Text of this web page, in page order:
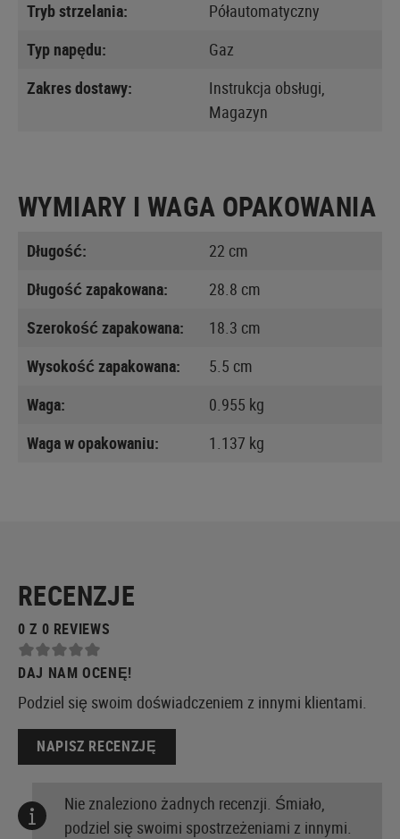
Tryb strzelania:
Półautomatyczny
Typ napędu:
Gaz
Zakres dostawy:
Instrukcja obsługi,
Magazyn
WYMIARY I WAGA OPAKOWANIA
Długość:
22 cm
Długość zapakowana:
28.8 cm
Szerokość zapakowana:
18.3 cm
Wysokość zapakowana:
5.5 cm
Waga:
0.955 kg
Waga w opakowaniu:
1.137 kg
RECENZJE
0 Z 0 REVIEWS
DAJ NAM OCENĘ!
Podziel się swoim doświadczeniem z innymi klientami.
NAPISZ RECENZJĘ
Nie znaleziono żadnych recenzji. Śmiało,
podziel się swoimi spostrzeżeniami z innymi.